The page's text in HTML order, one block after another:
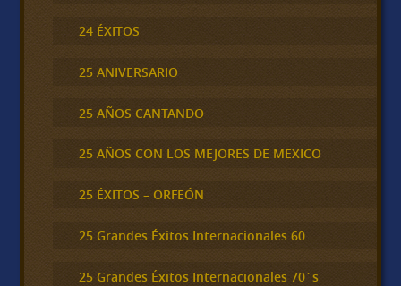
24 ÉXITOS
25 ANIVERSARIO
25 AÑOS CANTANDO
25 AÑOS CON LOS MEJORES DE MEXICO
25 ÉXITOS – ORFEÓN
25 Grandes Éxitos Internacionales 60
25 Grandes Éxitos Internacionales 70´s